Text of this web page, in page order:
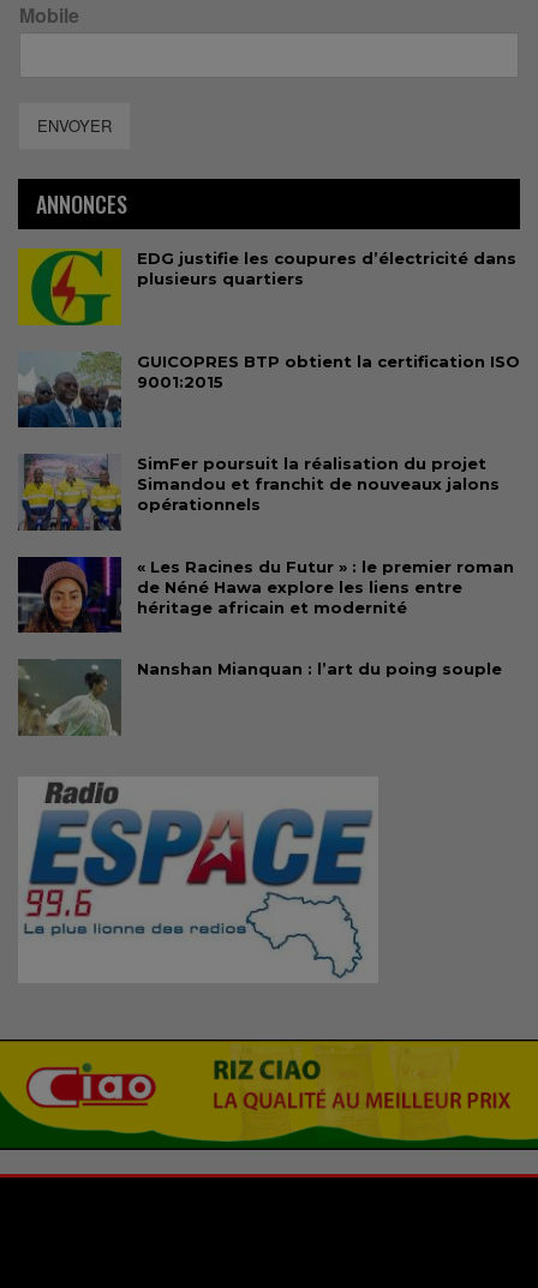
Mobile
ENVOYER
ANNONCES
EDG justifie les coupures d’électricité dans
plusieurs quartiers
GUICOPRES BTP obtient la certification ISO
9001:2015
SimFer poursuit la réalisation du projet
Simandou et franchit de nouveaux jalons
opérationnels
« Les Racines du Futur » : le premier roman
de Néné Hawa explore les liens entre
héritage africain et modernité
Nanshan Mianquan : l’art du poing souple